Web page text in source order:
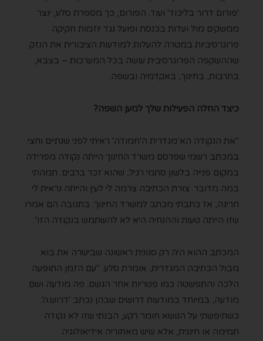
'פורום דרור בליכוד' ועוד. הפורום, כך מספרת סלע, יוצר
ממשקים מול ועדות בכנסת ופועל נגד יוזמות חקיקה
פרוגרסיביות במטרה להעלות למודעות הציבורית את הנזק
שההשקפה הפרוגרסיבית עושה בכל המערכות – בצבא,
בתרבות, בחינוך, באקדמיה ובשפה.
כיצד החלה הפעילות שלך למען השפה?
"את הנקודה הא־מגדרית ה'חמודה' ראיתי לפני שנתיים וחצי.
במכתב רשמי שפרסם משרד החינוך הייתה נקודה מפרידה
במקום פנייה בלשון סתמי רגיל, שהוא זכר ברבים. תמהתי
במה מדובר. צורת הכתיבה צרמה לי לעין והייתה נראית לי
חריגה, אז כתבתי מכתב למשרד החינוך. בתגובה הם אמרו
שזו הייתה טעות וההנחיה היא לא להשתמש בנקודה הזו".
המכתב ההוא היה רק סנונית ראשונה שבישרה את בוא
מבול הכתיבה המגדרית, אומרת סלע. "עם הזמן התופעה
הלכה והתפשטה כמו פטריות אחר הגשם. פה מודעה ושם
מודעה, במיוחד במודעות דרושים שבהן נכתב 'דרוש.ה'.
כשחיפשתי על הנושא חומר רקע, הבנתי שזו לא נקודה
תמימה או חיננית, אלא שיש מאחוריה אידיאולוגיה